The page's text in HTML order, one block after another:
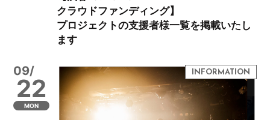
クラウドファンディング】
プロジェクトの支援者様一覧を掲載いたし
ます
09/
22
MON